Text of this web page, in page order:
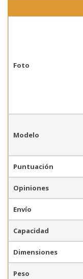
Foto
Modelo
Puntuación
Opiniones
Envío
Capacidad
Dimensiones
Peso